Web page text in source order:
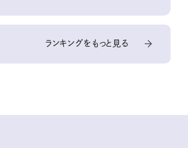
ランキングをもっと見る